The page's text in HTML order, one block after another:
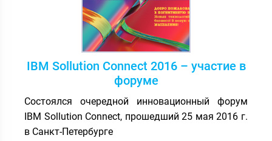
IBM Sollution Connect 2016 – участие в
форуме
Состоялся очередной инновационный форум
IBM Sollution Connect, прошедший 25 мая 2016 г.
в Санкт-Петербурге